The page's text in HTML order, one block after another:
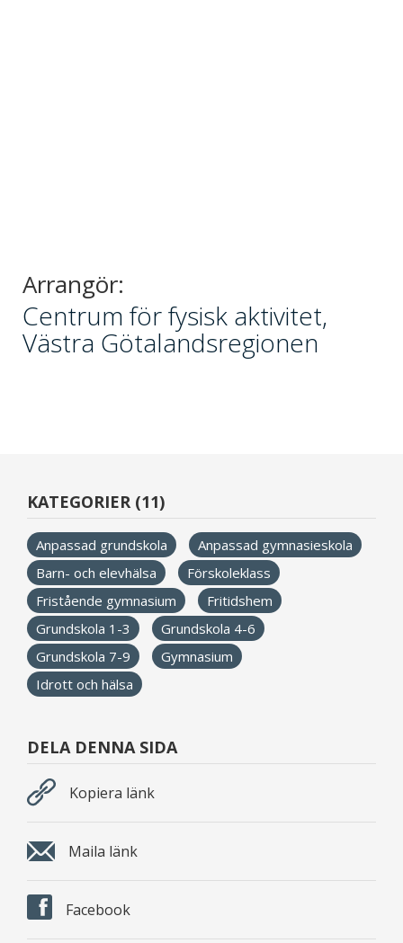
Arrangör:
Centrum för fysisk aktivitet,
Västra Götalandsregionen
KATEGORIER (11)
Anpassad grundskola
Anpassad gymnasieskola
Barn- och elevhälsa
Förskoleklass
Fristående gymnasium
Fritidshem
Grundskola 1-3
Grundskola 4-6
Grundskola 7-9
Gymnasium
Idrott och hälsa
DELA DENNA SIDA
Kopiera länk
Maila länk
Facebook